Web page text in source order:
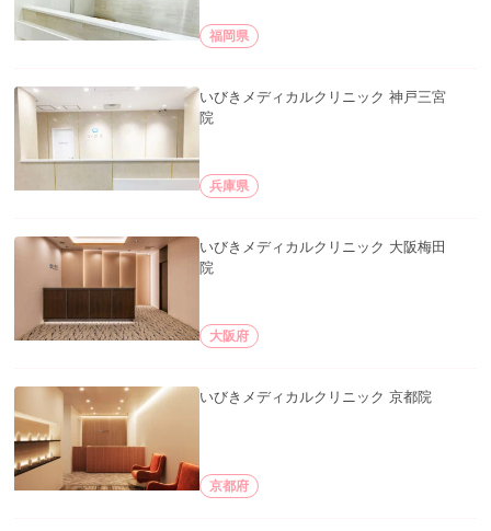
福岡県
いびきメディカルクリニック 神戸三宮
院
兵庫県
いびきメディカルクリニック 大阪梅田
院
大阪府
いびきメディカルクリニック 京都院
京都府